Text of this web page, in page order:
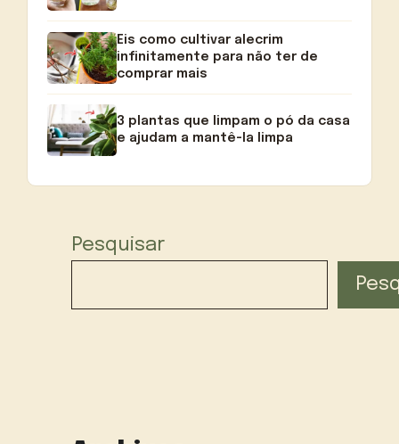
Eis como cultivar alecrim
infinitamente para não ter de
comprar mais
3 plantas que limpam o pó da casa
e ajudam a mantê-la limpa
Pesquisar